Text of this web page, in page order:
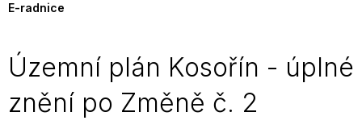
E-radnice
Územní plán Kosořín - úplné
znění po Změně č. 2